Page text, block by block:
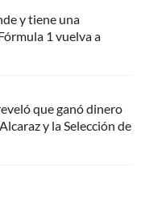
y tiene una
1 vuelva a
que ganó dinero
y la Selección de